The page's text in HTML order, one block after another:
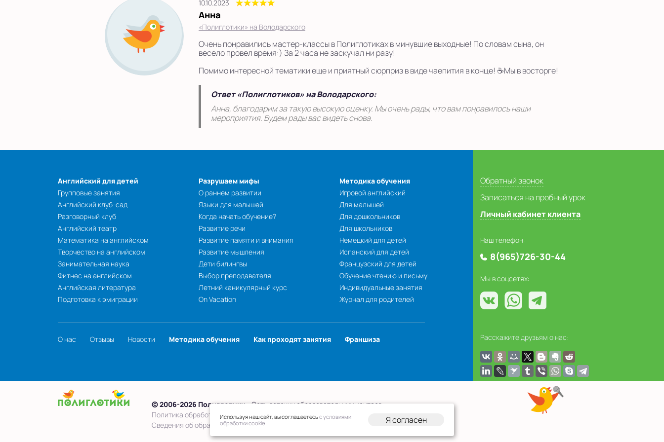
10.10.2023
Анна
«Полиглотики» на Володарского
Очень понравились мастер-классы в Полиглотиках в минувшие выходные! По словам сына, он
весело провел время:) За 2 часа не заскучал ни разу!
Помимо интересной тематики еще и приятный сюрприз в виде чаепития в конце! ☕️Мы в восторге!
Ответ «Полиглотиков» на Володарского:
Анна, благодарим за такую высокую оценку. Мы очень рады, что вам понравилось наши
мероприятия. Будем рады вас видеть снова.
Английский для детей
Групповые занятия
Английский клуб-сад
Разговорный клуб
Английский театр
Математика на английском
Творчество на английском
Занимательная наука
Фитнес на английском
Английская литература
Подготовка к эмиграции
Разрушаем мифы
О раннем развитии
Языки для малышей
Когда начать обучение?
Развитие речи
Развитие памяти и внимания
Развитие мышления
Дети билингвы
Выбор преподавателя
Летний каникулярный курс
On Vacation
Методика обучения
Игровой английский
Для малышей
Для дошкольников
Для школьников
Немецкий для детей
Испанский для детей
Французский для детей
Обучение чтению и письму
Индивидуальные занятия
Журнал для родителей
О нас Отзывы Новости Методика обучения Как проходят занятия Франшиза
Обратный звонок
Записаться на пробный урок
Личный кабинет клиента
Наш телефон:
8(965)726-30-44
Мы в соцсетях:
Расскажите друзьям о нас:
© 2006-2026 Полиглотики- Сеть детских образовательных центров.
Политика обработки персональных данных
Публичная оферта
Сведения об образовательной организации
Используя наш сайт, вы соглашаетесьс условиями
обработки cookie
Я согласен